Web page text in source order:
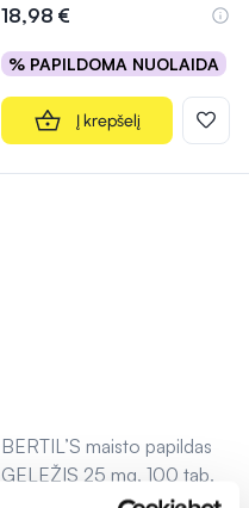
18,98 €
% PAPILDOMA NUOLAIDA
Į krepšelį
BERTIL’S maisto papildas
GELEŽIS 25 mg, 100 tab.